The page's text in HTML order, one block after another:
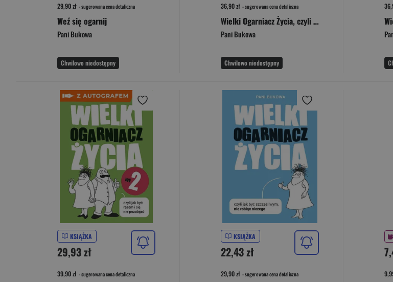
29,90 zł - sugerowana cena detaliczna
Weź się ogarnij
Pani Bukowa
Chwilowo niedostępny
36,90 zł - sugerowana cena detaliczna
Wielki Ogarniacz Życia, czyli jak być szczęśliwą, nie robiąc niczego
Pani Bukowa
Chwilowo niedostępny
KSIĄŻKA
29,93 zł
39,90 zł - sugerowana cena detaliczna
KSIĄŻKA
22,43 zł
29,90 zł - sugerowana cena detaliczna